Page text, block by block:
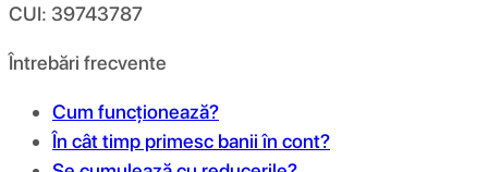
CUI: 39743787
Întrebări frecvente
Cum funcționează?
În cât timp primesc banii în cont?